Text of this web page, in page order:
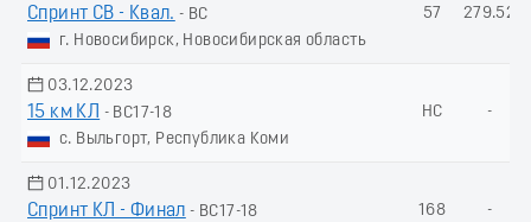
Спринт СВ - Квал. - ВС
г. Новосибирск, Новосибирская область
57 279.52
03.12.2023
15 км КЛ
- ВС17-18
с. Выльгорт, Республика Коми
НС -
01.12.2023
Спринт КЛ - Финал - ВС17-18
168 -